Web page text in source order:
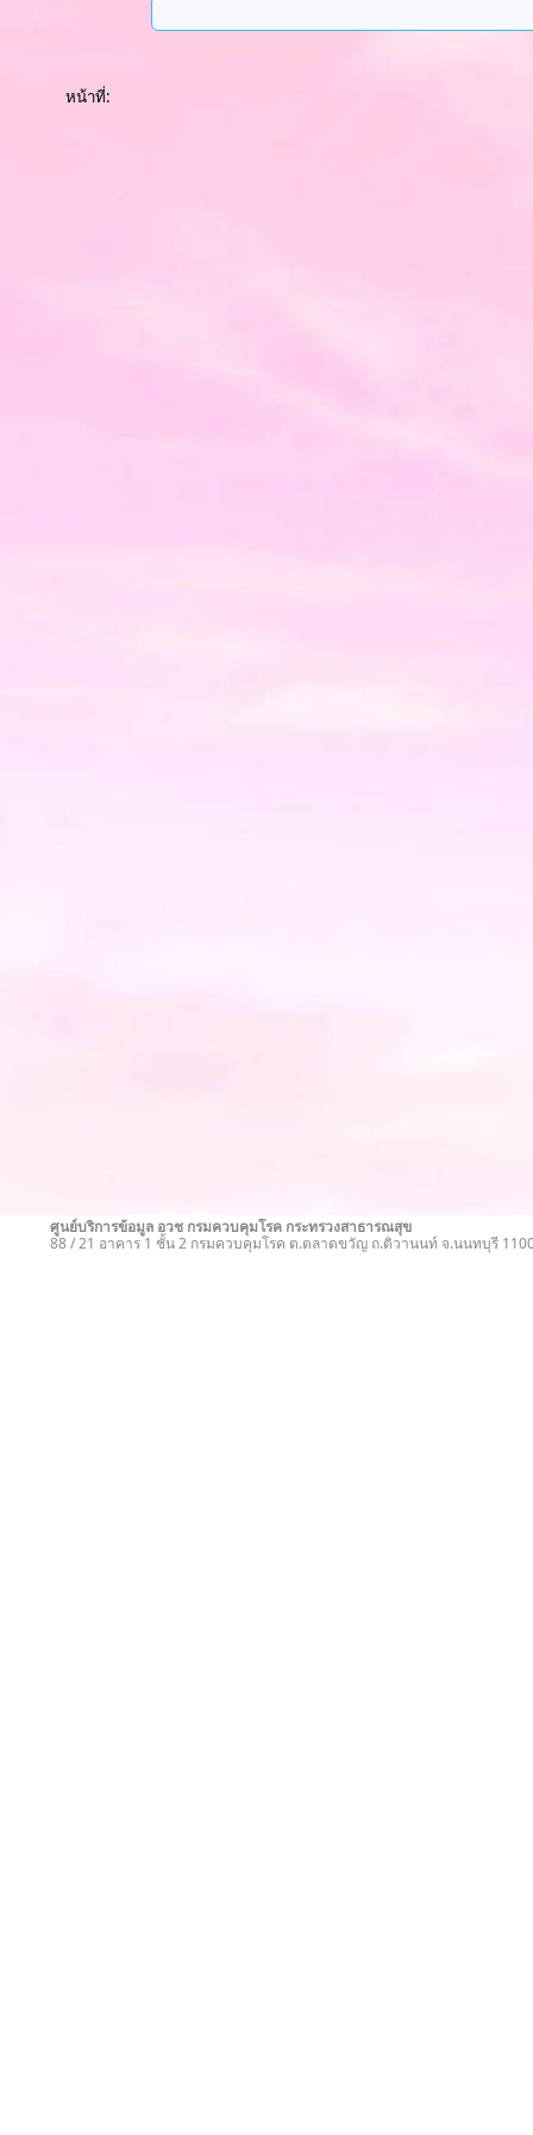
หน้าที่:
ศูนย์บริการข้อมูล อวช กรมควบคุมโรค กระทรวงสาธารณสุข
88 / 21 อาคาร 1 ชั้น 2 กรมควบคุมโรค ต.ตลาดขวัญ ถ.ติวานนท์ จ.นนทบุรี